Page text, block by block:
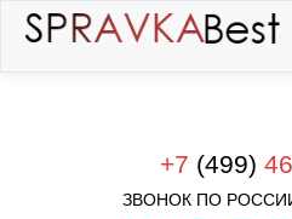
+7 (499)
ЗВОНОК ПО